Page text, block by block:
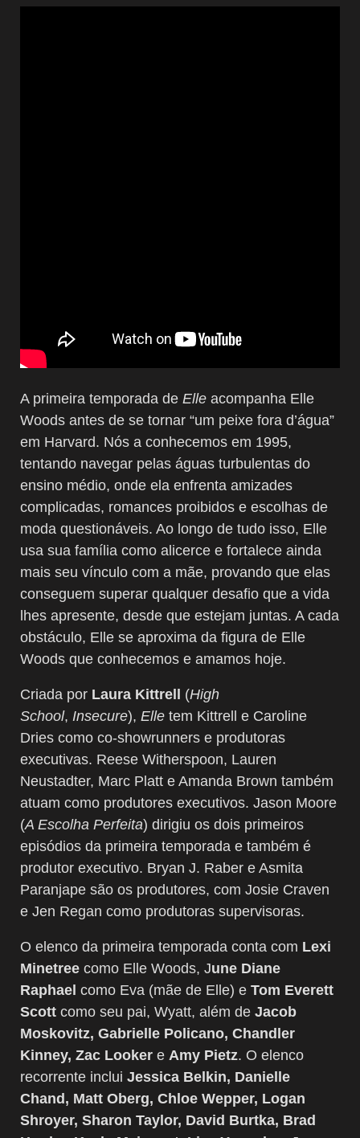
A primeira temporada de Elle acompanha Elle
Woods antes de se tornar “um peixe fora d’água”
em Harvard. Nós a conhecemos em 1995,
tentando navegar pelas águas turbulentas do
ensino médio, onde ela enfrenta amizades
complicadas, romances proibidos e escolhas de
moda questionáveis. Ao longo de tudo isso, Elle
usa sua família como alicerce e fortalece ainda
mais seu vínculo com a mãe, provando que elas
conseguem superar qualquer desafio que a vida
lhes apresente, desde que estejam juntas. A cada
obstáculo, Elle se aproxima da figura de Elle
Woods que conhecemos e amamos hoje.
Criada por Laura Kittrell (High
School, Insecure), Elle tem Kittrell e Caroline
Dries como co-showrunners e produtoras
executivas. Reese Witherspoon, Lauren
Neustadter, Marc Platt e Amanda Brown também
atuam como produtores executivos. Jason Moore
(A Escolha Perfeita) dirigiu os dois primeiros
episódios da primeira temporada e também é
produtor executivo. Bryan J. Raber e Asmita
Paranjape são os produtores, com Josie Craven
e Jen Regan como produtoras supervisoras.
O elenco da primeira temporada conta com Lexi
Minetree como Elle Woods, June Diane
Raphael como Eva (mãe de Elle) e Tom Everett
Scott como seu pai, Wyatt, além de Jacob
Moskovitz, Gabrielle Policano, Chandler
Kinney, Zac Looker e Amy Pietz. O elenco
recorrente inclui Jessica Belkin, Danielle
Chand, Matt Oberg, Chloe Wepper, Logan
Shroyer, Sharon Taylor, David Burtka, Brad